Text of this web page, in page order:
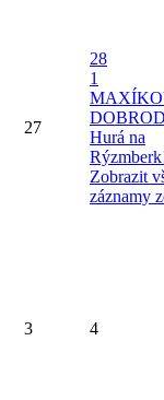
27
28
1
Hurá na
Zobrazit
záznamy
3 4